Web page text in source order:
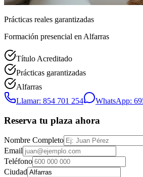
Prácticas reales garantizadas
Formación presencial en Alfarras
Título Acreditado
Prácticas garantizadas
Alfarras
Llamar: 854 701 254
WhatsApp:
Reserva tu plaza ahora
Nombre Completo
Email
Teléfono
Ciudad